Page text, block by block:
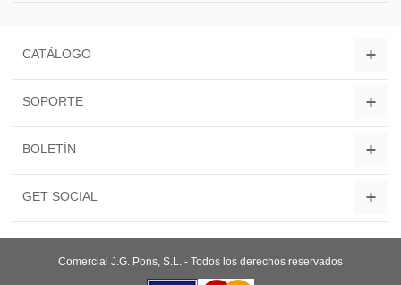
CATÁLOGO
SOPORTE
BOLETÍN
GET SOCIAL
Comercial J.G. Pons, S.L. - Todos los derechos reservados